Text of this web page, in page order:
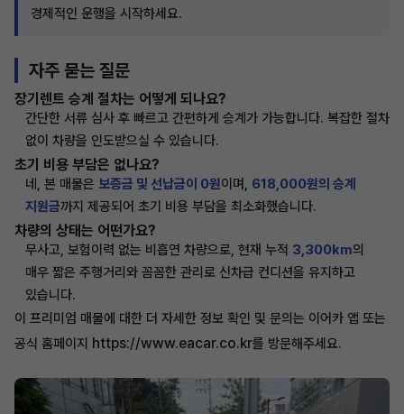
경제적인 운행을 시작하세요.
자주 묻는 질문
장기렌트 승계 절차는 어떻게 되나요?
간단한 서류 심사 후 빠르고 간편하게 승계가 가능합니다. 복잡한 절차
없이 차량을 인도받으실 수 있습니다.
초기 비용 부담은 없나요?
네, 본 매물은 보증금 및 선납금이 0원이며, 618,000원의 승계
지원금까지 제공되어 초기 비용 부담을 최소화했습니다.
차량의 상태는 어떤가요?
무사고, 보험이력 없는 비흡연 차량으로, 현재 누적 3,300km의
매우 짧은 주행거리와 꼼꼼한 관리로 신차급 컨디션을 유지하고
있습니다.
이 프리미엄 매물에 대한 더 자세한 정보 확인 및 문의는 이어카 앱 또는
공식 홈페이지 https://www.eacar.co.kr를 방문해주세요.